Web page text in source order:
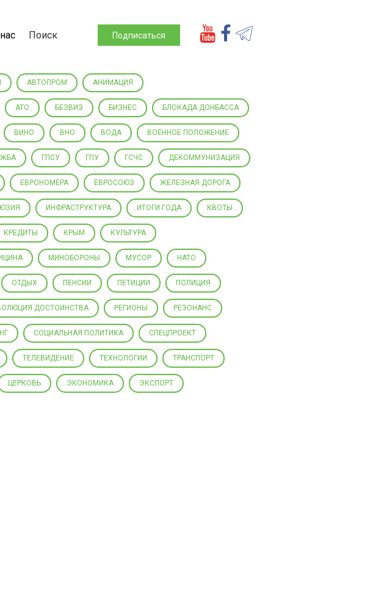
Поиск Подписаться
АВТОПРОМ АНИМАЦИЯ
АТО БЕЗВИЗ БИЗНЕС БЛОКАДА ДОНБАССА
ВИНО ВНО ВОДА ВОЕННОЕ ПОЛОЖЕНИЕ
ГПСУ ГПУ ГСЧС ДЕКОММУНИЗАЦИЯ
ЕВРОНОМЕРА ЕВРОСОЮЗ ЖЕЛЕЗНАЯ ДОРОГА
ИНФРАСТРУКТУРА ИТОГИ ГОДА КВОТЫ
КРЕДИТЫ КРЫМ КУЛЬТУРА
МИНОБОРОНЫ МУСОР НАТО
ОТДЫХ ПЕНСИИ ПЕТИЦИИ ПОЛИЦИЯ
ДОСТОИНСТВА РЕГИОНЫ РЕЗОНАНС
СОЦИАЛЬНАЯ ПОЛИТИКА СПЕЦПРОЕКТ
ТЕЛЕВИДЕНИЕ ТЕХНОЛОГИИ ТРАНСПОРТ
ЦЕРКОВЬ ЭКОНОМИКА ЭКСПОРТ